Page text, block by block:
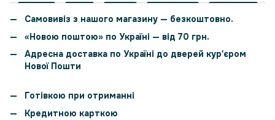
Самовивіз з нашого магазину — безкоштовно.
«Новою поштою» по Україні — від 70 грн.
Адресна доставка по Україні до дверей кур'єром
Нової Пошти
Готівкою при отриманні
Кредитною карткою